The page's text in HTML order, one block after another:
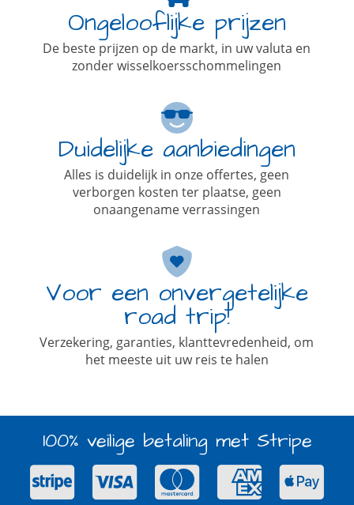
Ongelooflijke prijzen
De beste prijzen op de markt, in uw valuta en
zonder wisselkoersschommelingen
Duidelijke aanbiedingen
Alles is duidelijk in onze offertes, geen
verborgen kosten ter plaatse, geen
onaangename verrassingen
Voor een onvergetelijke
road trip!
Verzekering, garanties, klanttevredenheid, om
het meeste uit uw reis te halen
100% veilige betaling met Stripe